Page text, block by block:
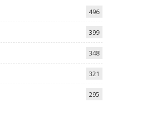
496
399
348
321
295